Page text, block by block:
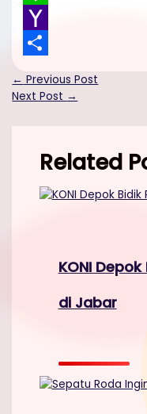
Line
Yahoo
← Previous Post
Next Post →
Related
KONI
di Jabar